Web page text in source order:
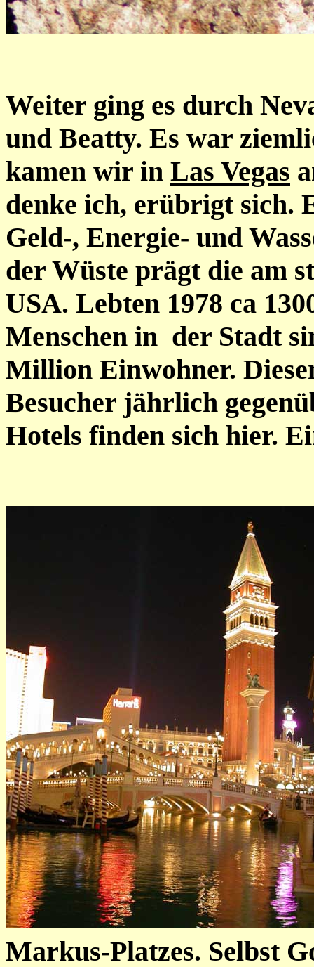
Weiter ging es durch
und Beatty. Es war
kamen wir in Las Vegas
denke ich, erübrigt sich.
Geld-, Energie- und
der Wüste prägt die am
USA. Lebten 1978 ca
Menschen in der Stadt
Million Einwohner.
Besucher jährlich
Hotels finden sich hier.
Markus-Platzes. Selbst